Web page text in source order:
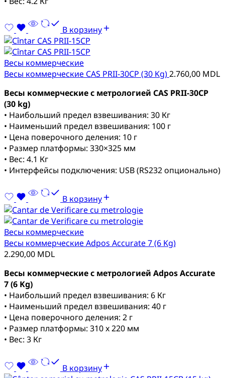
В корзину
Весы коммерческие
Весы коммерческие CAS PRII-30CP (30 Kg)2.760,00 MDL
Весы коммерческие с метрологией CAS PRII-30CP
(30 kg)
• Наибольший предел взвешивания: 30 Кг
• Наименьший предел взвешивания: 100 г
• Цена поверочного деления: 10 г
• Размер платформы: 330×325 мм
• Вес: 4.1 Кг
• Интерфейсы подключения: USB (RS232 опционально)
В корзину
Весы коммерческие
Весы коммерческие Adpos Accurate 7 (6 Kg)
2.290,00 MDL
Весы коммерческие с метрологией Adpos Accurate
7 (6 Kg)
• Наибольший предел взвешивания: 6 Кг
• Наименьший предел взвешивания: 40 г
• Цена поверочного деления: 2 г
• Размер платформы: 310 x 220 мм
• Вес: 3 Кг
В корзину